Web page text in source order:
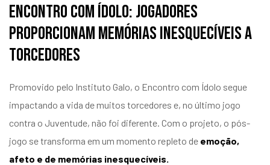
Encontro com Ídolo: jogadores
proporcionam memórias inesquecíveis a
torcedores
Promovido pelo Instituto Galo, o Encontro com Ídolo segue
impactando a vida de muitos torcedores e, no último jogo
contra o Juventude, não foi diferente. Com o projeto, o pós-
jogo se transforma em um momento repleto de emoção,
afeto e de memórias inesquecíveis.